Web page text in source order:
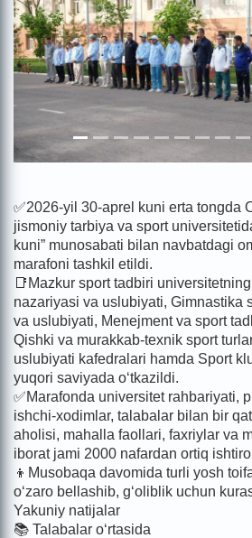
✅2026-yil 30-aprel kuni erta tongda
jismoniy tarbiya va sport
kuni” munosabati bilan navbatdagi
marafoni tashkil etildi.
📑Mazkur sport tadbiri
nazariyasi va uslubiyati, Gimnastika
va uslubiyati, Menejment va sport
Qishki va murakkab-texnik sport
uslubiyati kafedralari hamda Sport
yuqori saviyada o‘tkazildi.
✅Marafonda universitet rahbariyati,
ishchi-xodimlar, talabalar bilan bir
aholisi, mahalla faollari, faxriylar va
iborat jami 2000 nafardan ortiq
👦Musobaqa davomida turli yosh
o‘zaro bellashib, g‘oliblik uchun
Yakuniy natijalar
📚 Talabalar o‘rtasida